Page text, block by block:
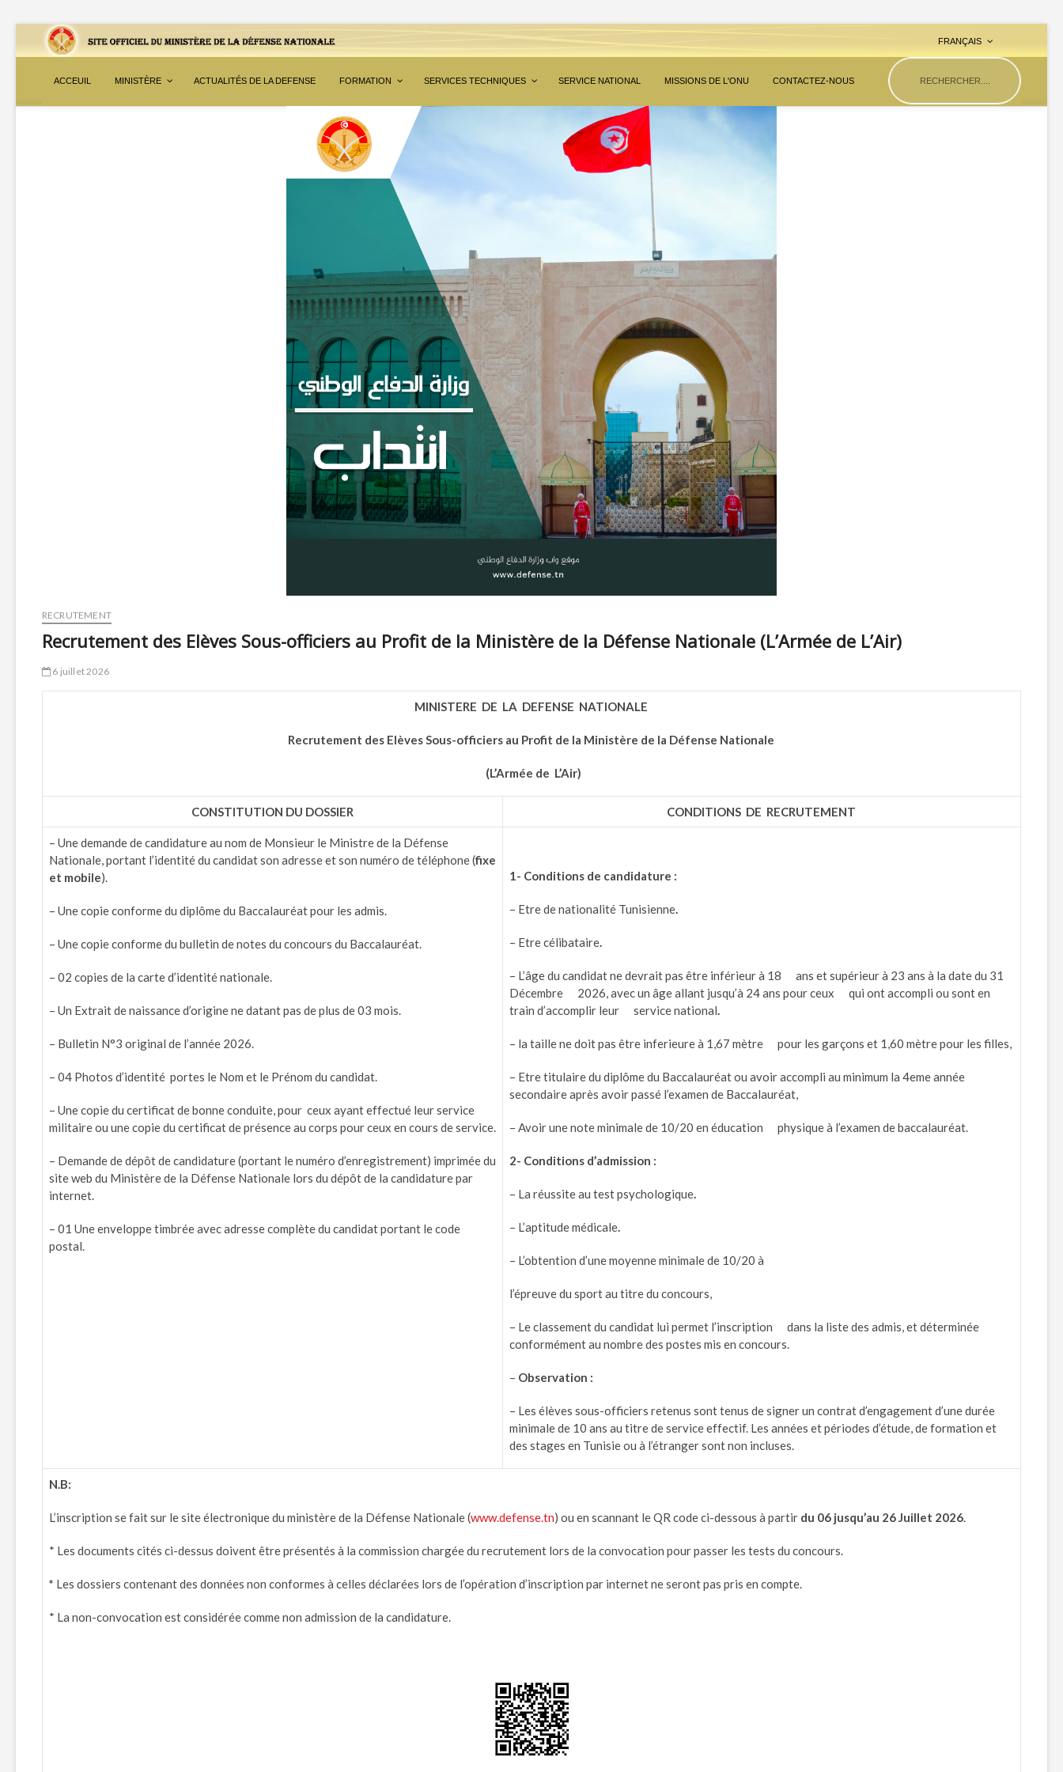
FRANÇAIS
ACCEUIL MINISTÈRE ACTUALITÉS DE LA DEFENSE FORMATION SERVICES TECHNIQUES SERVICE NATIONAL MISSIONS DE L'ONU CONTACTEZ-NOUS
RECRUTEMENT
Recrutement des Elèves Sous-officiers au Profit de la Ministère de la Défense Nationale (L’Armée de L’Air)
6 juillet 2026
MINISTERE DE LA DEFENSE NATIONALE
Recrutement des Elèves Sous-officiers au Profit de la Ministère de la Défense Nationale
(L’Armée de L’Air)
CONSTITUTION DU DOSSIER CONDITIONS DE RECRUTEMENT
– Une demande de candidature au nom de Monsieur le Ministre de la Défense
Nationale, portant l’identité du candidat son adresse et son numéro de téléphone (fixe
et mobile).
– Une copie conforme du diplôme du Baccalauréat pour les admis.
– Une copie conforme du bulletin de notes du concours du Baccalauréat.
– 02 copies de la carte d’identité nationale.
– Un Extrait de naissance d’origine ne datant pas de plus de 03 mois.
– Bulletin N°3 original de l’année 2026.
– 04 Photos d’identité portes le Nom et le Prénom du candidat.
– Une copie du certificat de bonne conduite, pour ceux ayant effectué leur service
militaire ou une copie du certificat de présence au corps pour ceux en cours de service.
– Demande de dépôt de candidature (portant le numéro d’enregistrement) imprimée du
site web du Ministère de la Défense Nationale lors du dépôt de la candidature par
internet.
– 01 Une enveloppe timbrée avec adresse complète du candidat portant le code
postal.
1- Conditions de candidature :
– Etre de nationalité Tunisienne.
– Etre célibataire.
– L’âge du candidat ne devrait pas être inférieur à 18 ans et supérieur à 23 ans à la date du 31
Décembre 2026, avec un âge allant jusqu’à 24 ans pour ceux qui ont accompli ou sont en
train d’accomplir leur service national.
– la taille ne doit pas être inferieure à 1,67 mètre pour les garçons et 1,60 mètre pour les filles,
– Etre titulaire du diplôme du Baccalauréat ou avoir accompli au minimum la 4eme année
secondaire après avoir passé l’examen de Baccalauréat,
– Avoir une note minimale de 10/20 en éducation physique à l’examen de baccalauréat.
2- Conditions d’admission :
– La réussite au test psychologique.
– L’aptitude médicale.
– L’obtention d’une moyenne minimale de 10/20 à
l’épreuve du sport au titre du concours,
– Le classement du candidat lui permet l’inscription dans la liste des admis, et déterminée
conformément au nombre des postes mis en concours.
– Observation :
– Les élèves sous-officiers retenus sont tenus de signer un contrat d’engagement d’une durée
minimale de 10 ans au titre de service effectif. Les années et périodes d’étude, de formation et
des stages en Tunisie ou à l’étranger sont non incluses.
N.B:
L’inscription se fait sur le site électronique du ministère de la Défense Nationale (www.defense.tn) ou en scannant le QR code ci-dessous à partir du 06 jusqu’au 26Juillet 2026.
* Les documents cités ci-dessus doivent être présentés à la commission chargée du recrutement lors de la convocation pour passer les tests du concours.
* Les dossiers contenant des données non conformes à celles déclarées lors de l’opération d’inscription par internet ne seront pas pris en compte.
* La non-convocation est considérée comme non admission de la candidature.